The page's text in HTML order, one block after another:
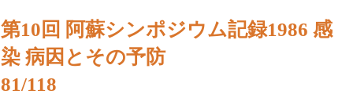
第10回 阿蘇シンポジウム記録1986 感
染 病因とその予防
81/118